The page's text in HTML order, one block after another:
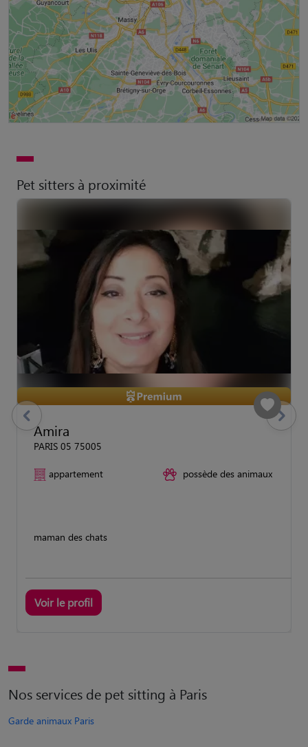
Pet sitters à proximité
Amira
PARIS 05 75005
appartement possède des animaux
maman des chats
Voir le profil
previous Suivant
Nos services de pet sitting à Paris
Garde animaux Paris